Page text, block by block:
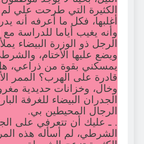
الكثيرة التي طرحت علي
أغلبها، فكل ما أعرفه أنه
وأنه يغيب أياما للدراسة
الرجل ذو الوزرة البيضاء
ويضع عليها الأختام،
يمسكني بقوة من ذراعي،
قادرة على الهرب؟ الممر
وخال، وخزانات حديدية
الجدران البيضاء للغرفة
الرجال المحيطين بي.
. ـ عليك أن تتعرفي على
الشرطي، لم أسأله هذه